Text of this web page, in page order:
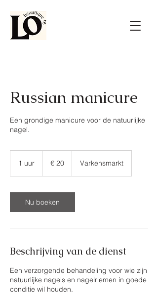
Russian manicure
Een grondige manicure voor de natuurlijke
nagel.
1 uur € 20 Varkensmarkt
Nu boeken
Beschrijving van de dienst
Een verzorgende behandeling voor wie zijn
natuurlijke nagels en nagelriemen in goede
conditie wil houden.